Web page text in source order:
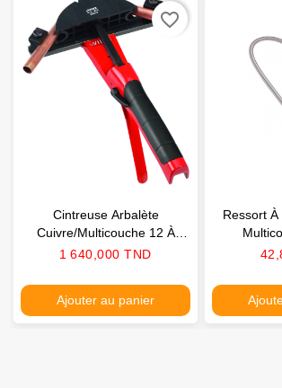
Cintreuse Arbalète
Cuivre/multicouche 12 À
32mm VIRAX
Prix
1 640,000 TND
Ajouter au panier
favorite_border
Ressort
Prix